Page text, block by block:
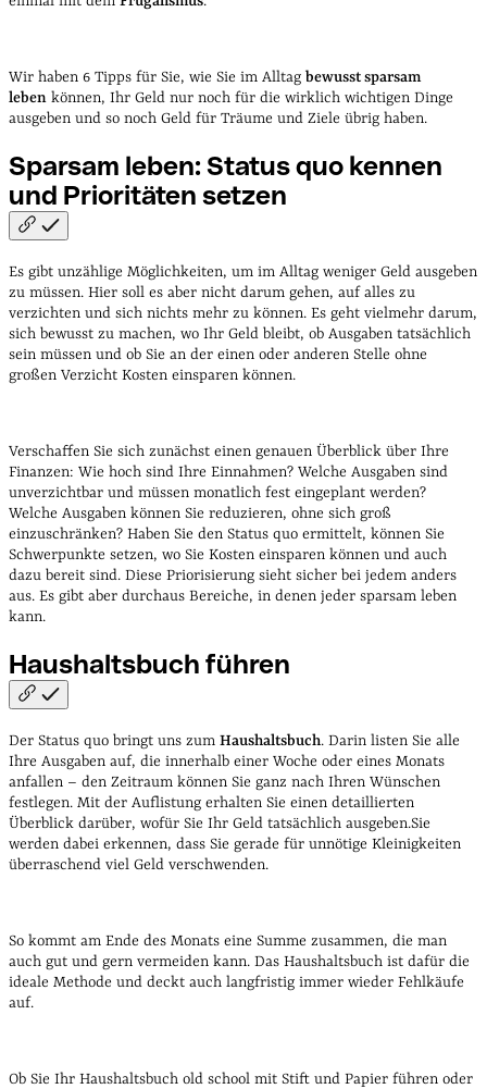
Wir haben 6 Tipps für Sie, wie Sie im Alltag bewusst sparsam
leben können, Ihr Geld nur noch für die wirklich wichtigen Dinge
ausgeben und so noch Geld für Träume und Ziele übrig haben.
Sparsam leben: Status quo kennen
und Prioritäten setzen
Es gibt unzählige Möglichkeiten, um im Alltag weniger Geld ausgeben
zu müssen. Hier soll es aber nicht darum gehen, auf alles zu
verzichten und sich nichts mehr zu können. Es geht vielmehr darum,
sich bewusst zu machen, wo Ihr Geld bleibt, ob Ausgaben tatsächlich
sein müssen und ob Sie an der einen oder anderen Stelle ohne
großen Verzicht Kosten einsparen können.
Verschaffen Sie sich zunächst einen genauen Überblick über Ihre
Finanzen: Wie hoch sind Ihre Einnahmen? Welche Ausgaben sind
unverzichtbar und müssen monatlich fest eingeplant werden?
Welche Ausgaben können Sie reduzieren, ohne sich groß
einzuschränken? Haben Sie den Status quo ermittelt, können Sie
Schwerpunkte setzen, wo Sie Kosten einsparen können und auch
dazu bereit sind. Diese Priorisierung sieht sicher bei jedem anders
aus. Es gibt aber durchaus Bereiche, in denen jeder sparsam leben
kann.
Haushaltsbuch führen
Der Status quo bringt uns zum Haushaltsbuch. Darin listen Sie alle
Ihre Ausgaben auf, die innerhalb einer Woche oder eines Monats
anfallen – den Zeitraum können Sie ganz nach Ihren Wünschen
festlegen. Mit der Auflistung erhalten Sie einen detaillierten
Überblick darüber, wofür Sie Ihr Geld tatsächlich ausgeben.Sie
werden dabei erkennen, dass Sie gerade für unnötige Kleinigkeiten
überraschend viel Geld verschwenden.
So kommt am Ende des Monats eine Summe zusammen, die man
auch gut und gern vermeiden kann. Das Haushaltsbuch ist dafür die
ideale Methode und deckt auch langfristig immer wieder Fehlkäufe
auf.
Ob Sie Ihr Haushaltsbuch old school mit Stift und Papier führen oder